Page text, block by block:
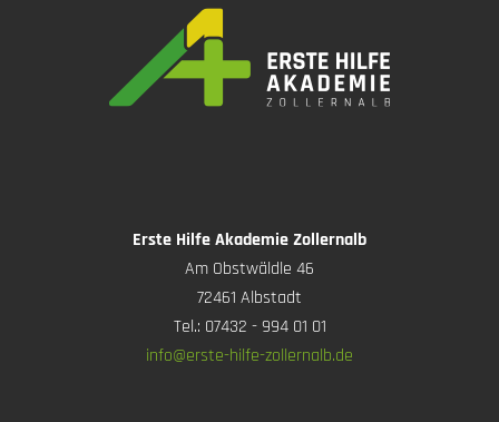
Erste Hilfe Akademie Zollernalb
Am Obstwäldle 46
72461 Albstadt
Tel.: 07432 - 994 01 01
info@erste-hilfe-zollernalb.de